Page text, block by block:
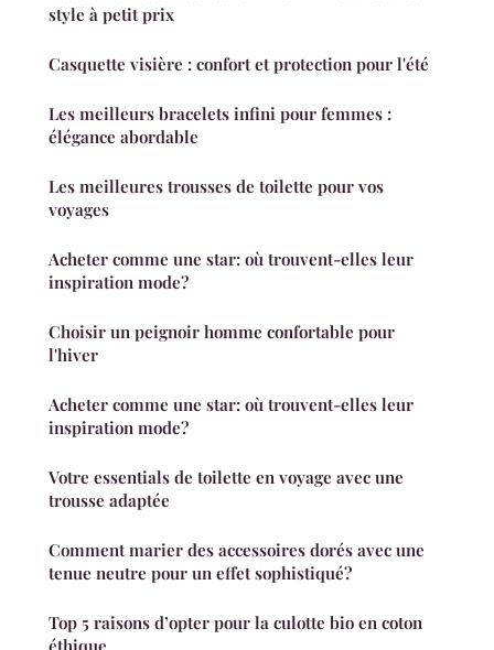
style à petit prix
Casquette visière : confort et protection pour l'été
Les meilleurs bracelets infini pour femmes :
élégance abordable
Les meilleures trousses de toilette pour vos
voyages
Acheter comme une star: où trouvent-elles leur
inspiration mode?
Choisir un peignoir homme confortable pour
l'hiver
Acheter comme une star: où trouvent-elles leur
inspiration mode?
Votre essentials de toilette en voyage avec une
trousse adaptée
Comment marier des accessoires dorés avec une
tenue neutre pour un effet sophistiqué?
Top 5 raisons d’opter pour la culotte bio en coton